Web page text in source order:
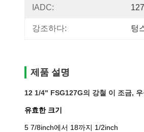
IADC: 127
강조하다: 텅
제품 설명
12 1/4" FSG127G의 강철 이 조금,
유효한 크기
5 7/8inch에서 18까지 1/2inch